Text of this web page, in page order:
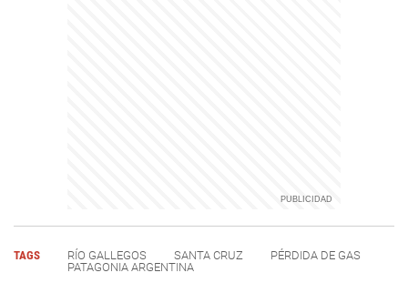
TAGS RÍO GALLEGOS SANTA CRUZ
PÉRDIDA DE GAS
PATAGONIA ARGENTINA